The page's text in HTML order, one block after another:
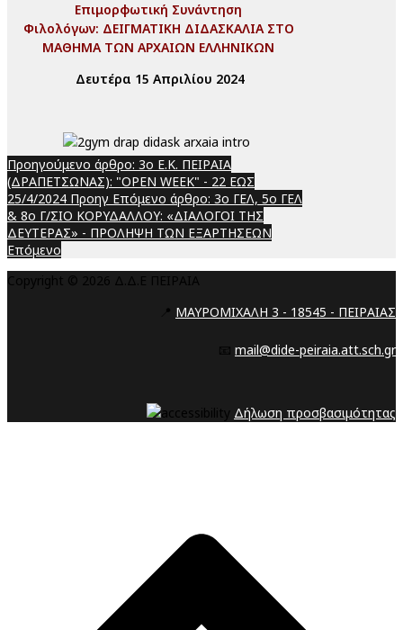
Επιμορφωτική Συνάντηση
Φιλολόγων: ΔΕΙΓΜΑΤΙΚΗ ΔΙΔΑΣΚΑΛΙΑ ΣΤΟ
ΜΑΘΗΜΑ ΤΩΝ ΑΡΧΑΙΩΝ ΕΛΛΗΝΙΚΩΝ
Δευτέρα 15 Απριλίου 2024
Προηγούμενο άρθρο: 3ο Ε.Κ. ΠΕΙΡΑΙΑ
(ΔΡΑΠΕΤΣΩΝΑΣ): "OPEN WEEK" - 22 ΕΩΣ
25/4/2024 Προηγ Επόμενο άρθρο: 3o ΓΕΛ, 5o ΓΕΛ
& 8o Γ/ΣΙΟ ΚΟΡΥΔΑΛΛΟΥ: «ΔΙΑΛΟΓΟΙ ΤΗΣ
ΔΕΥΤΕΡΑΣ» - ΠΡΟΛΗΨΗ ΤΩΝ ΕΞΑΡΤΗΣΕΩΝ
Επόμενο
Copyright © 2026 Δ.Δ.Ε ΠΕΙΡΑΙΑ
📍 ΜΑΥΡΟΜΙΧΑΛΗ 3 - 18545 - ΠΕΙΡΑΙΑΣ
📧 mail@dide-peiraia.att.sch.gr
Δήλωση προσβασιμότητας